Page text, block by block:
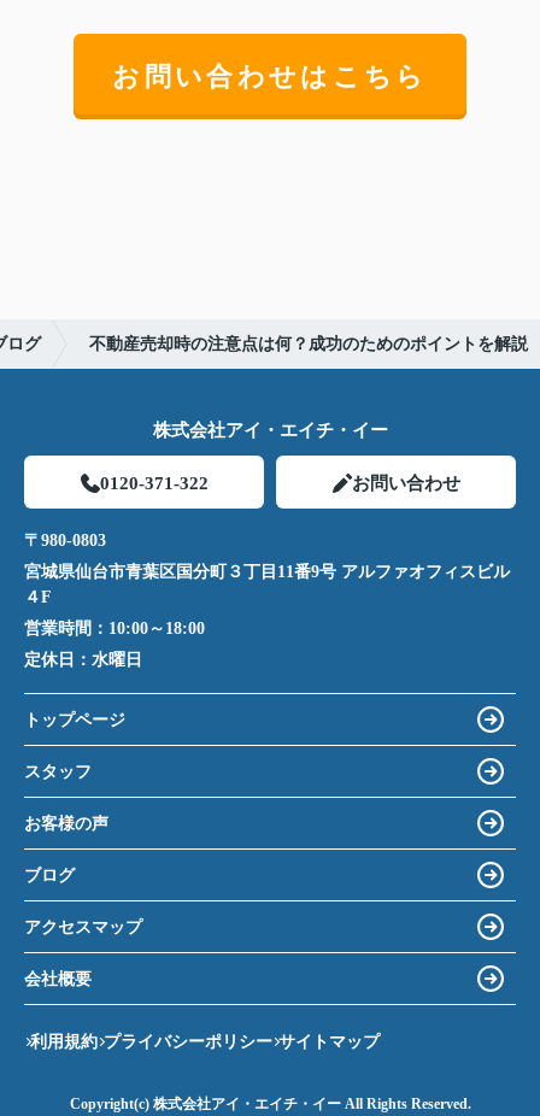
お問い合わせはこちら
ログ 不動産売却時の注意点は何？成功のためのポイントを解説
株式会社アイ・エイチ・イー
0120-371-322 お問い合わせ
〒980-0803
宮城県仙台市青葉区国分町３丁目11番9号 アルファオフィスビル
４F
営業時間： 10:00～18:00
定休日： 水曜日
トップページ
スタッフ
お客様の声
ブログ
アクセスマップ
会社概要
利用規約 プライバシーポリシー サイトマップ
Copyright(c) 株式会社アイ・エイチ・イー All Rights Reserved.